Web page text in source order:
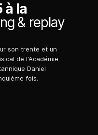
à la
& replay
son trente et un
de l'Académie
Daniel
fois.